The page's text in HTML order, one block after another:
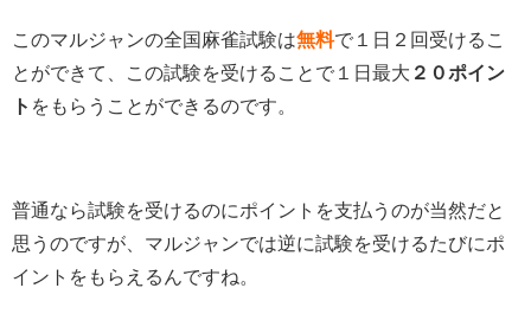
このマルジャンの全国麻雀試験は無料で１日２回受けるこ
とができて、この試験を受けることで１日最大 ２０ポイン
ト をもらうことができるのです。
普通なら試験を受けるのにポイントを支払うのが当然だと
思うのですが、マルジャンでは逆に試験を受けるたびにポ
イントをもらえるんですね。